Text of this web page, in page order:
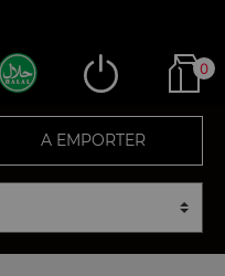
0
A EMPORTER